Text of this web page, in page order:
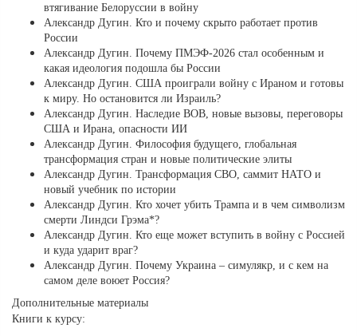
втягивание Белоруссии в войну
Александр Дугин. Кто и почему скрыто работает против
России
Александр Дугин. Почему ПМЭФ-2026 стал особенным и
какая идеология подошла бы России
Александр Дугин. США проиграли войну с Ираном и готовы
к миру. Но остановится ли Израиль?
Александр Дугин. Наследие ВОВ, новые вызовы, переговоры
США и Ирана, опасности ИИ
Александр Дугин. Философия будущего, глобальная
трансформация стран и новые политические элиты
Александр Дугин. Трансформация СВО, саммит НАТО и
новый учебник по истории
Александр Дугин. Кто хочет убить Трампа и в чем символизм
смерти Линдси Грэма*?
Александр Дугин. Кто еще может вступить в войну с Россией
и куда ударит враг?
Александр Дугин. Почему Украина – симулякр, и с кем на
самом деле воюет Россия?
Дополнительные материалы
Книги к курсу: